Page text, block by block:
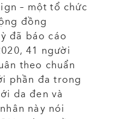
– một tổ chức
đồng
đã báo cáo
41 người
theo chuẩn
phần đa trong
da đen và
này nói